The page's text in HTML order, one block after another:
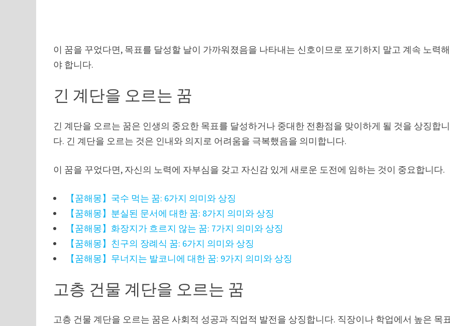
이 꿈을 꾸었다면, 목표를 달성할 날이 가까워졌음을 나타내는 신호이므로 포기하지 말고 계속 노력해
야 합니다.
긴 계단을 오르는 꿈
긴 계단을 오르는 꿈은 인생의 중요한 목표를 달성하거나 중대한 전환점을 맞이하게 될 것을 상징합니
다. 긴 계단을 오르는 것은 인내와 의지로 어려움을 극복했음을 의미합니다.
이 꿈을 꾸었다면, 자신의 노력에 자부심을 갖고 자신감 있게 새로운 도전에 임하는 것이 중요합니다.
【꿈해몽】국수 먹는 꿈: 6가지 의미와 상징
【꿈해몽】분실된 문서에 대한 꿈: 8가지 의미와 상징
【꿈해몽】화장지가 흐르지 않는 꿈: 7가지 의미와 상징
【꿈해몽】친구의 장례식 꿈: 6가지 의미와 상징
【꿈해몽】무너지는 발코니에 대한 꿈: 9가지 의미와 상징
고층 건물 계단을 오르는 꿈
고층 건물 계단을 오르는 꿈은 사회적 성공과 직업적 발전을 상징합니다. 직장이나 학업에서 높은 목